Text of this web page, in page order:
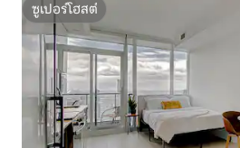
ซูเปอร์โฮสต์
ซูเปอร์โฮสต์